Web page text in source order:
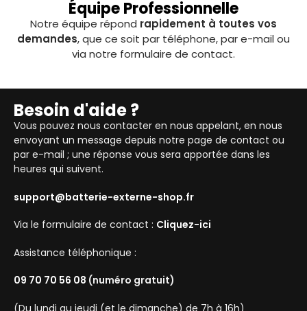
Équipe Professionnelle
Notre équipe répond rapidement à toutes vos
demandes, que ce soit par téléphone, par e-mail ou
via notre formulaire de contact.
Besoin d'aide ?
Vous pouvez nous contacter en nous appelant, en nous
envoyant un message depuis notre page de contact ou
par e-mail ; une réponse vous sera apportée dans les
heures qui suivent.
support@batterie-externe-shop.fr
Via le formulaire de contact : Cliquez-ici
Assistance téléphonique :
09 70 70 56 08 (numéro gratuit)
(Du lundi au jeudi (et le dimanche) de 7h à 16h)